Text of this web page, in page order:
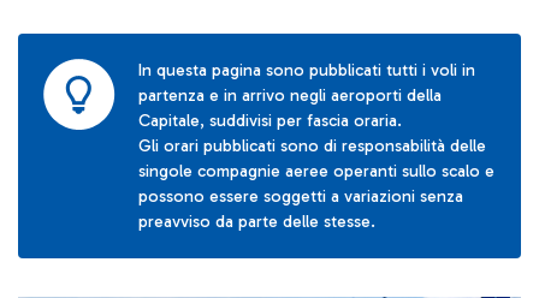
In questa pagina sono pubblicati tutti i voli in
partenza e in arrivo negli aeroporti della
Capitale, suddivisi per fascia oraria.
Gli orari pubblicati sono di responsabilità delle
singole compagnie aeree operanti sullo scalo e
possono essere soggetti a variazioni senza
preavviso da parte delle stesse.